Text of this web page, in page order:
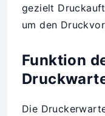
gezielt
um den
Funktion
Die